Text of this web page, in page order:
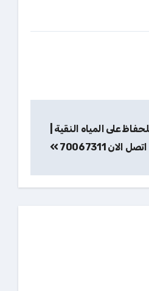
على المياه النقية |
اتصل الان 70067311